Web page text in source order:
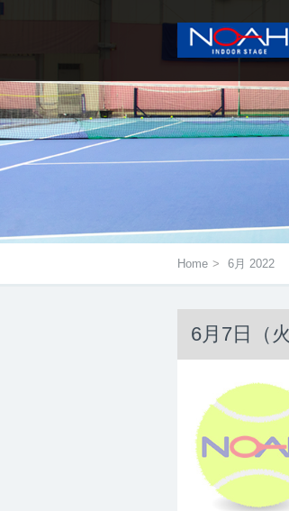
メニューは右に
Home > 6月 2022
6月7日（